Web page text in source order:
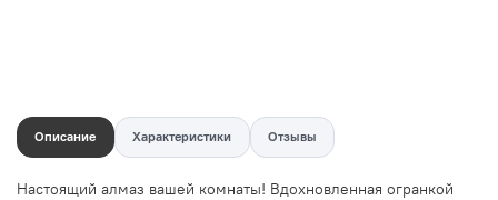
Описание Характеристики Отзывы
Настоящий алмаз вашей комнаты! Вдохновленная огранкой